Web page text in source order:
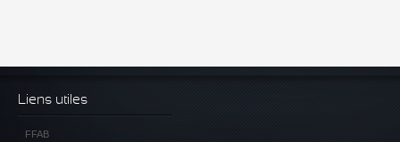
Liens utiles
FFAB